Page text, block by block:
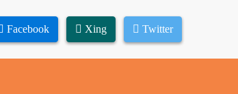
Facebook Xing Twitter